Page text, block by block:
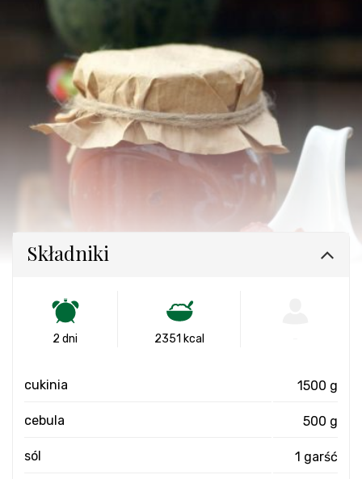
Składniki
2 dni 2351 kcal
cukinia 1500 g
cebula 500 g
sól 1 garść